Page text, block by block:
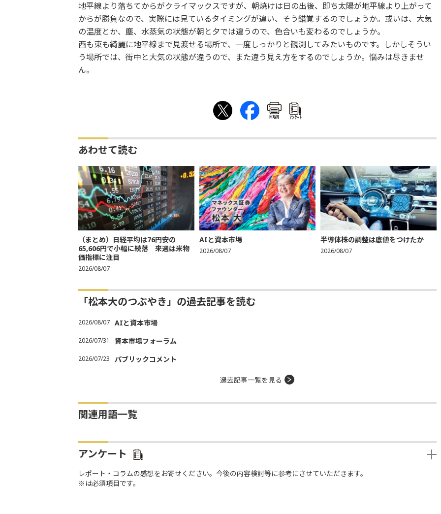
地平線より落ちてからがクライマックスですが、朝焼けは日の出後、即ち太陽が地平線より上がって
からが勝負なので、実際には見ているタイミングが違い、そう錯覚するのでしょうか。或いは、大気
の温度とか、塵、水蒸気の状態が朝と夕では違うので、色合いも変わるのでしょうか。
西も東も綺麗に地平線まで見渡せる場所で、一度しっかりと観測してみたいものです。しかしそうい
う場所では、街中と大気の状態が違うので、また違う見え方をするのでしょうか。悩みは尽きませ
ん。
印刷 ｱﾝｹｰﾄ
あわせて読む
（まとめ）日経平均は76円安の
65,606円で小幅に続落 来週は米物
価指標に注目
2026/08/07
AIと資本市場
2026/08/07
半導体株の調整は底値をつけたか
2026/08/07
「松本大のつぶやき」の過去記事を読む
2026/08/07 AIと資本市場
2026/07/31 資本市場フォーラム
2026/07/23 パブリックコメント
過去記事一覧を見る
関連用語一覧
アンケート
レポート・コラムの感想をお寄せください。今後の内容検討等に参考にさせていただきます。
※は必須項目です。